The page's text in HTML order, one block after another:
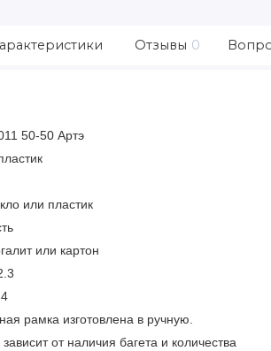
Отзывы 0
50-50 Артэ
или пластик
или картон
рамка изготовлена в ручную.
от наличия багета и количества